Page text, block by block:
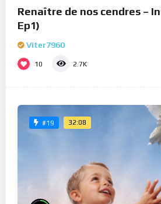
Renaître de nos cendres –
Ep1)
Viter7960
10 2.7K
#19 32:08